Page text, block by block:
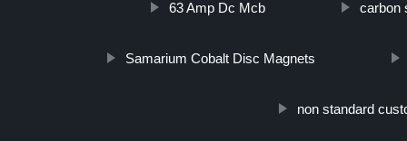
63 Amp Dc Mcb carbon
Samarium Cobalt Disc Magnets
non standard